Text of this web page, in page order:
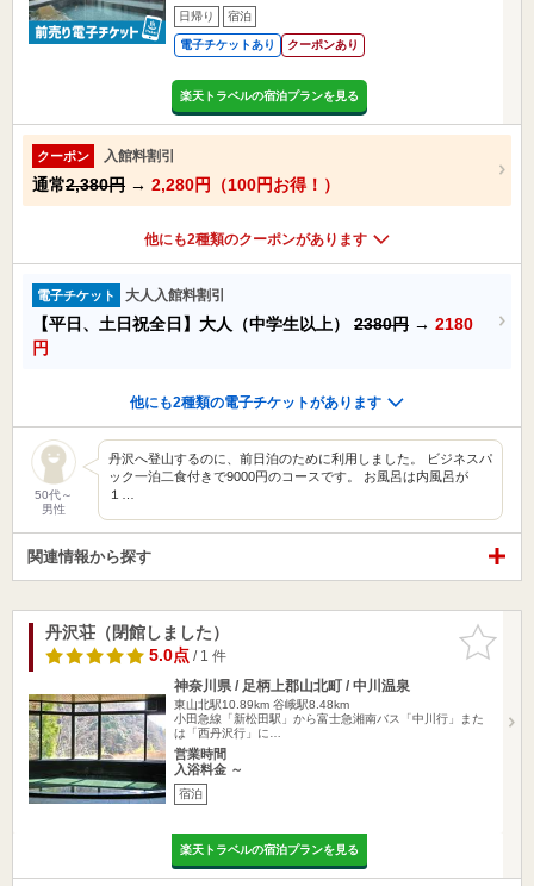
日帰り 宿泊
電子チケットあり クーポンあり
楽天トラベルの宿泊プランを見る
クーポン 入館料割引
通常2,380円 → 2,280円（100円お得！）
他にも2種類のクーポンがあります
電子チケット 大人入館料割引
【平日、土日祝全日】大人（中学生以上） 2380円 → 2180
円
他にも2種類の電子チケットがあります
50代～
男性
丹沢へ登山するのに、前日泊のために利用しました。 ビジネスパ
ック一泊二食付きで9000円のコースです。 お風呂は内風呂が
１…
関連情報から探す
お気に入
りに追加
丹沢荘（閉館しました）
5.0点/ 1 件
神奈川県 / 足柄上郡山北町 / 中川温泉
東山北駅10.89km 谷峨駅8.48km
小田急線「新松田駅」から富士急湘南バス「中川行」また
は「西丹沢行」に…
営業時間
入浴料金 ～
宿泊
楽天トラベルの宿泊プランを見る